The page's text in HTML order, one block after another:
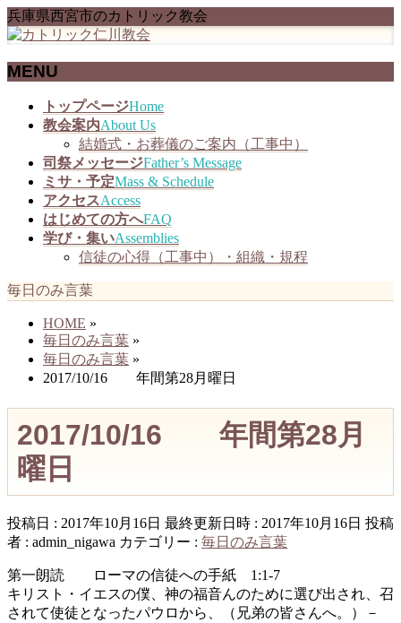
兵庫県西宮市のカトリック教会
MENU
トップページHome
教会案内About Us
結婚式・お葬儀のご案内（工事中）
司祭メッセージFather’s Message
ミサ・予定Mass & Schedule
アクセスAccess
はじめての方へFAQ
学び・集いAssemblies
信徒の心得（工事中）・組織・規程
毎日のみ言葉
HOME »
毎日のみ言葉 »
毎日のみ言葉 »
2017/10/16 年間第28月曜日
2017/10/16 年間第28月
曜日
投稿日 : 2017年10月16日 最終更新日時 : 2017年10月16日 投稿
者 : admin_nigawa カテゴリー : 毎日のみ言葉
第一朗読 ローマの信徒への手紙 1:1-7
キリスト・イエスの僕、神の福音んのために選び出され、召
されて使徒となったパウロから、（兄弟の皆さんへ。）－